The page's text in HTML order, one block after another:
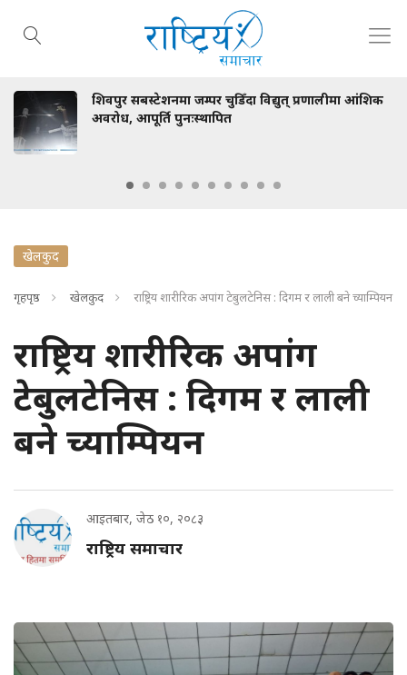
जम्पर चुडिँदा विद्युत् प्रणालीमा आंशिक
पुनःस्थापित
रास्वपाका
खेलकुद
गृहपृष्ठ खेलकुद राष्ट्रिय शारीरिक अपांग टेबुलटेनिस : दिगम र लाली बने च्याम्पियन
राष्ट्रिय शारीरिक अपांग
टेबुलटेनिस : दिगम र लाली
बने च्याम्पियन
आइतबार, जेठ १०, २०८३
राष्ट्रिय समाचार